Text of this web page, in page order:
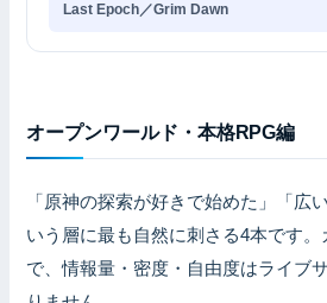
Last Epoch／Grim Dawn
オープンワールド・本格RPG編
「原神の探索が好きで始めた」「広
いう層に最も自然に刺さる4本です
で、情報量・密度・自由度はライブ